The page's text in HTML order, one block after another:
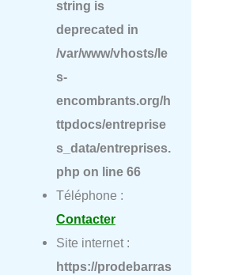
string is
deprecated in
/var/www/vhosts/le
s-
encombrants.org/h
ttpdocs/entreprise
s_data/entreprises.
php on line 66
Téléphone :
Contacter
Site internet :
https://prodebarras